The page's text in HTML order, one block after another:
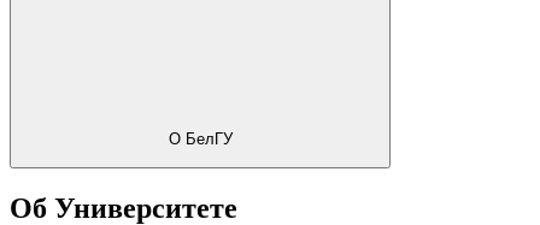
О БелГУ
Об Университете